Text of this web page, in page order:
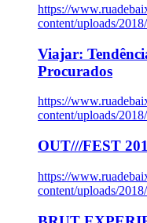
https://
content/uploads/
Viajar:
Procurados
https://
content/uploads/
OUT///FEST
https://
content/uploads/